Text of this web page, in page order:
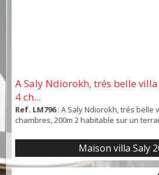
A Saly Ndiorokh, trés belle
4 ch...
Ref. LM796: A Saly Ndiorokh, trés belle
chambres, 200m 2 habitable sur un
Maison villa Saly